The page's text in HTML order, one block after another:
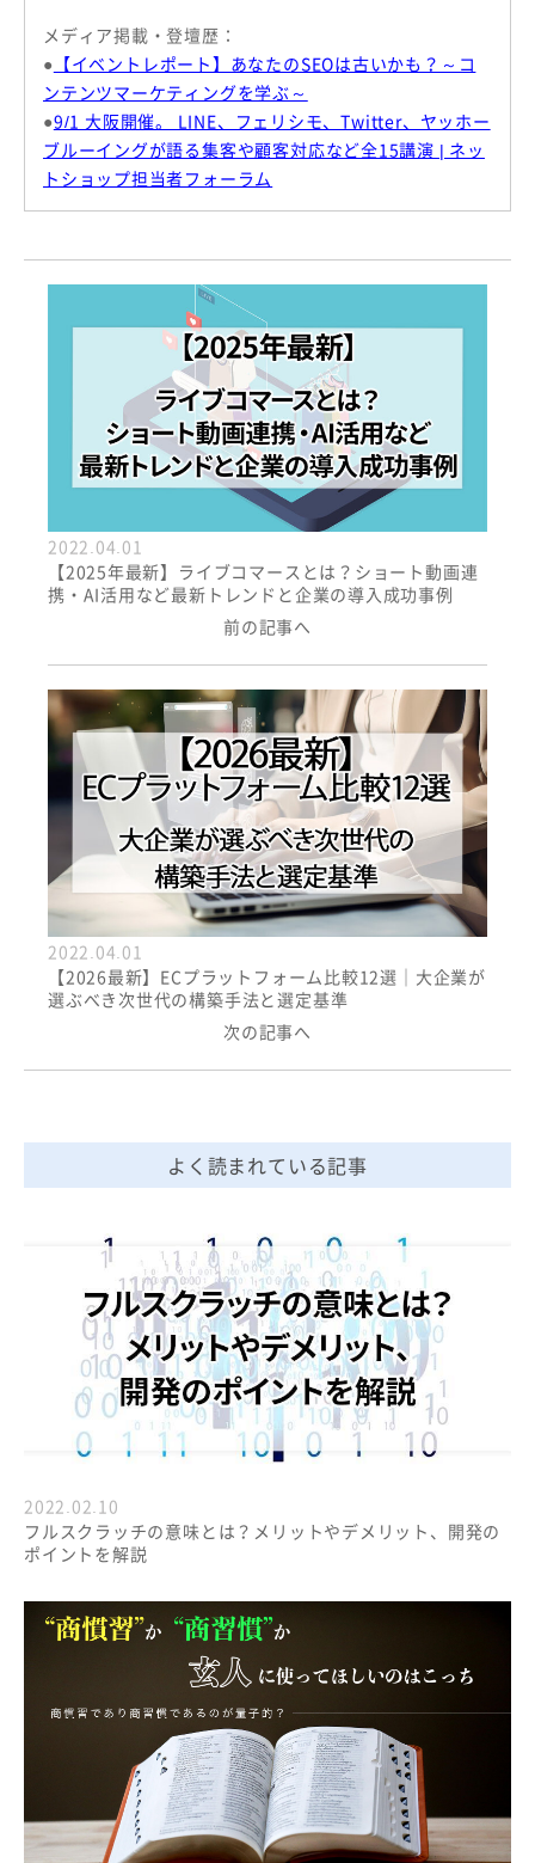
メディア掲載・登壇歴：
● 【イベントレポート】あなたのSEOは古いかも？～コ
ンテンツマーケティングを学ぶ～
●9/1 大阪開催。 LINE、フェリシモ、Twitter、ヤッホー
ブルーイングが語る集客や顧客対応など全15講演 | ネッ
トショップ担当者フォーラム
2022.04.01
【2025年最新】ライブコマースとは？ショート動画連
携・AI活用など最新トレンドと企業の導入成功事例
前の記事へ
2022.04.01
【2026最新】ECプラットフォーム比較12選｜大企業が
選ぶべき次世代の構築手法と選定基準
次の記事へ
よく読まれている記事
2022.02.10
フルスクラッチの意味とは？メリットやデメリット、開発の
ポイントを解説